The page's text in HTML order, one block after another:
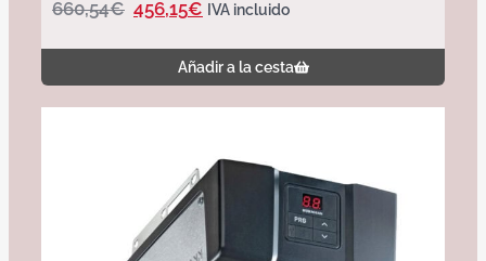
660,54€ 456,15€ IVA incluido
Añadir a la cesta